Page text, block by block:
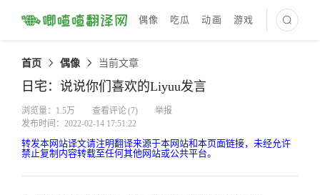
偶像 吃瓜 动画 游戏 最新译文
首页 偶像 当前文章
日宅：说说你们喜欢的Liyuu发言
浏览量：1.5万 查看评论(7)
举报
发布时间：2022-02-14 17:51:22
转发本网站译文请注明翻译来源于本网站和本页面链接，未经允许
禁止复制内容转载至任何其他网站或公共平台。